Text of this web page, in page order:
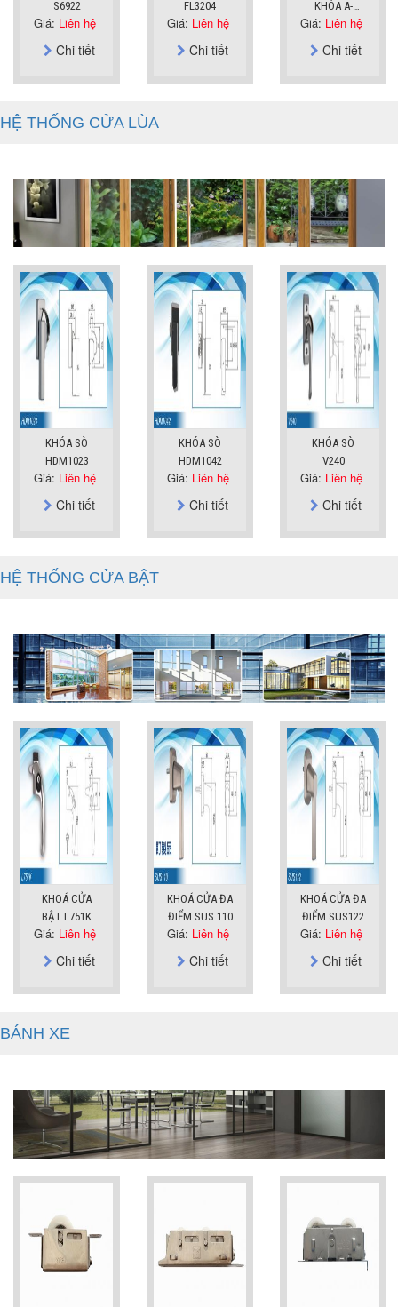
S6922
Giá: Liên hệ
Chi tiết
FL3204
Giá: Liên hệ
Chi tiết
KHÓA A-
SUS304
Giá: Liên hệ
Chi tiết
HỆ THỐNG CỬA LÙA
KHÓA SÒ
HDM1023
Giá: Liên hệ
Chi tiết
KHÓA SÒ
HDM1042
Giá: Liên hệ
Chi tiết
KHÓA SÒ
V240
Giá: Liên hệ
Chi tiết
HỆ THỐNG CỬA BẬT
KHOÁ CỬA
BẬT L751K
Giá: Liên hệ
Chi tiết
KHOÁ CỬA ĐA
ĐIỂM SUS 110
Giá: Liên hệ
Chi tiết
KHOÁ CỬA ĐA
ĐIỂM SUS122
Giá: Liên hệ
Chi tiết
BÁNH XE